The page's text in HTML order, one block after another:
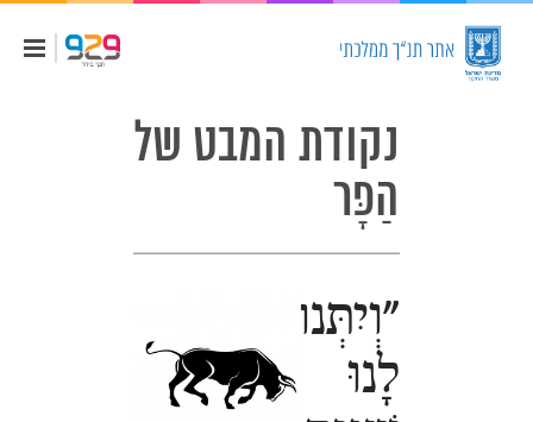
נקודת המבט של
הַפָּר
"וְיִתְּנוּ
לָנוּ